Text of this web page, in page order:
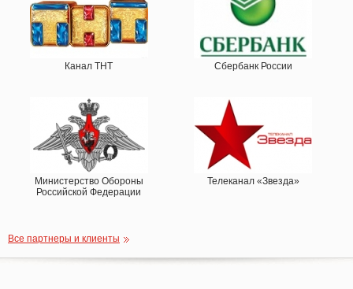
Канал ТНТ Сбербанк России
Министерство Обороны
Российской Федерации
Телеканал «Звезда»
Все партнеры и клиенты